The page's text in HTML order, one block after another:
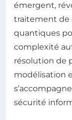
émergent,
traitement de
quantiques
complexité
résolution de
modélisation
sécurité